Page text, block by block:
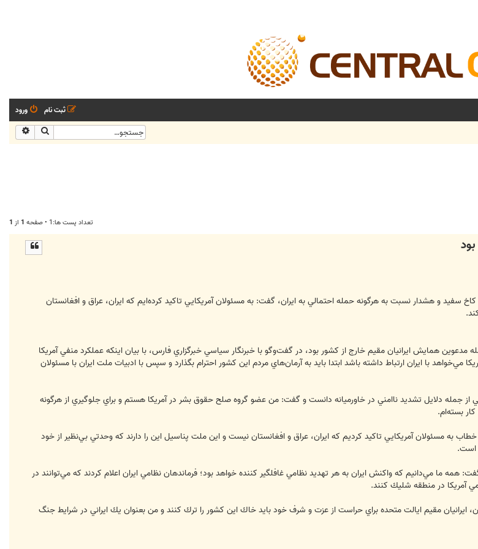
ورود
ثبت نام
جستجو
تعداد پست ها:1 • صفحه 1 از 1
سفيد و هشدار نسبت به هرگونه حمله احتمالي به ايران، گفت: به مسئولان آمريكايي تاكيد كرده‌ايم كه ايران، عراق و افغانستان
مدعوين همايش ايرانيان مقيم خارج از كشور بود، در گفت‌وگو با خبرنگار سياسي خبرگزاري فارس، با بيان اينكه عملكرد منفي آمريكا
مي‌خواهد با ايران ارتباط داشته باشد ابتدا بايد به آرمان‌هاي مردم اين كشور احترام بگذارد و سپس با ادبيات ملت ايران با مسئولان
جمله دلايل تشديد ناامني در خاورميانه دانست و گفت: من عضو گروه صلح حقوق بشر در آمريكا هستم و براي جلوگيري از هرگونه
بسته‌ام.
به مسئولان آمريكايي تاكيد كرديم كه ايران، عراق و افغانستان نيست و اين ملت پناسيل اين را دارند كه وحدتي بي‌نظير از خود
است.
همه ما مي‌دانيم كه واكنش ايران به هر تهديد نظامي غافلگير كننده خواهد بود؛ فرماندهان نظامي ايران اعلام كردند كه مي‌توانند در
آمريكا در منطقه شليك كنند.
ايرانيان مقيم ايالت متحده‌ براي حراست از عزت و شرف خود بايد خاك اين كشور را ترك كنند و من بعنوان يك ايراني در شرايط جنگ